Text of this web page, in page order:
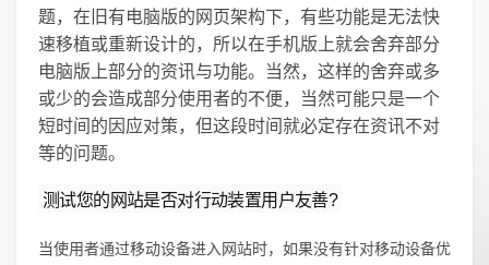
题，在旧有电脑版的网页架构下，有些功能是无法快
速移植或重新设计的，所以在手机版上就会舍弃部分
电脑版上部分的资讯与功能。当然，这样的舍弃或多
或少的会造成部分使用者的不便，当然可能只是一个
短时间的因应对策，但这段时间就必定存在资讯不对
等的问题。
测试您的网站是否对行动装置用户友善?
当使用者通过移动设备进入网站时，如果没有针对移动设备优